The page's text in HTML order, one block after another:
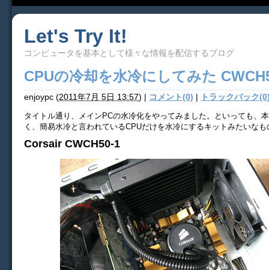
Let's Try It!
コンピュータを基本として様々な情報を配信するブログ
CPUの冷却を水冷にしてみた
enjoypc (2011年7月 5日 13:57) | コメント(0) | トラックバック
タイトル通り、メインPCの水冷化をやってみました。といっても、
く、簡易水冷と言われているCPUだけを水冷にするキットみたいな
Corsair CWCH50-1